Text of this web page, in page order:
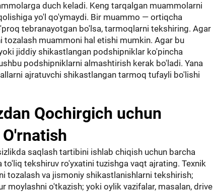
duch keladi. Keng tarqalgan muammolarni
yo'l qo'ymaydi. Bir muammo — ortiqcha
tebranayotgan bo'lsa, tarmoqlarni tekshiring. Agar
muammoni hal etishi mumkin. Agar bu
jiddiy shikastlangan podshipniklar ko'pincha
podshipniklarni almashtirish kerak bo'ladi. Yana
ajratuvchi shikastlangan tarmoq tufayli bo'lishi
Qochirgich uchun
saqlash tartibini ishlab chiqish uchun barcha
tekshiruv ro'yxatini tuzishga vaqt ajrating. Texnik
tozalash va jismoniy shikastlanishlarni tekshirish;
moylashni o'tkazish; yoki oylik vazifalar, masalan, drive